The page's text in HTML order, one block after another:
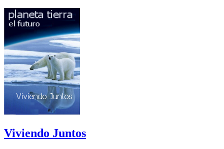
Viviendo Juntos